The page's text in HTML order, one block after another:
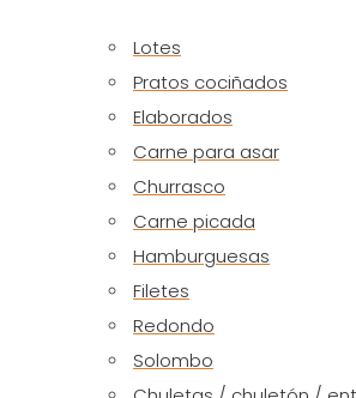
Lotes
Pratos cociñados
Elaborados
Carne para asar
Churrasco
Carne picada
Hamburguesas
Filetes
Redondo
Solombo